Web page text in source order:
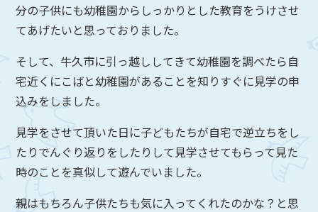
分の子供にも幼稚園からしっかりとした教育をうけさせ
てあげたいと思っておりました。
そして、牛久市に引っ越ししてきて幼稚園を調べたら自
宅近くにこばと幼稚園があることを知りすぐに見学の申
込みをしました。
見学をさせて頂いた日に子どもたちが自宅で逆立ちをし
たりでんぐり返りをしたりして見学させてもらって見た
時のことを真似して遊んでいました。
親はもちろん子供たちも気に入ってくれたのかな？と思